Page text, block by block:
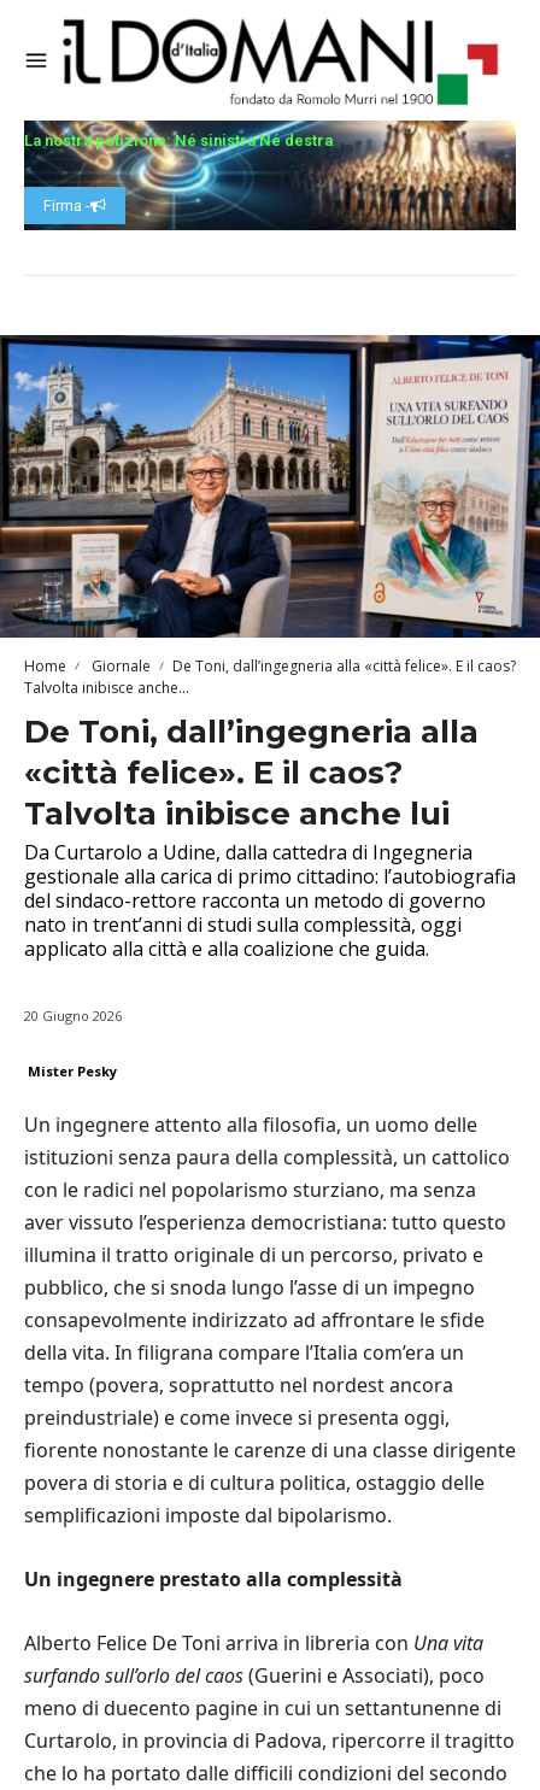
La nostra petizione: Né sinistra Né destra
Firma -
Home Giornale
De Toni, dall’ingegneria alla «città felice». E il caos?
Talvolta inibisce anche...
De Toni, dall’ingegneria alla
«città felice». E il caos?
Talvolta inibisce anche lui
Da Curtarolo a Udine, dalla cattedra di Ingegneria
gestionale alla carica di primo cittadino: l’autobiografia
del sindaco-rettore racconta un metodo di governo
nato in trent’anni di studi sulla complessità, oggi
applicato alla città e alla coalizione che guida.
20 Giugno 2026
Mister Pesky
Un ingegnere attento alla filosofia, un uomo delle
istituzioni senza paura della complessità, un cattolico
con le radici nel popolarismo sturziano, ma senza
aver vissuto l’esperienza democristiana: tutto questo
illumina il tratto originale di un percorso, privato e
pubblico, che si snoda lungo l’asse di un impegno
consapevolmente indirizzato ad affrontare le sfide
della vita. In filigrana compare l’Italia com’era un
tempo (povera, soprattutto nel nordest ancora
preindustriale) e come invece si presenta oggi,
fiorente nonostante le carenze di una classe dirigente
povera di storia e di cultura politica, ostaggio delle
semplificazioni imposte dal bipolarismo.
Un ingegnere prestato alla complessità
Alberto Felice De Toni arriva in libreria con Una vita
surfando sull’orlo del caos(Guerini e Associati), poco
meno di duecento pagine in cui un settantunenne di
Curtarolo, in provincia di Padova, ripercorre il tragitto
che lo ha portato dalle difficili condizioni del secondo